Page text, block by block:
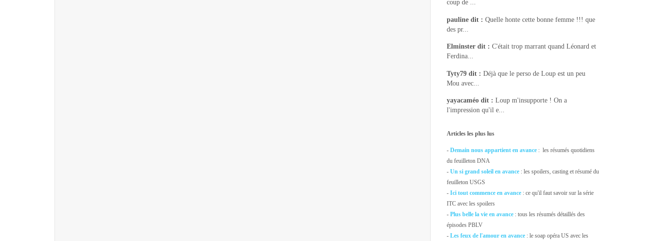
coup de ...
pauline dit : Quelle honte cette bonne femme !!! que
des pr...
Elminster dit : C'était trop marrant quand Léonard et
Ferdina...
Tyty79 dit : Déjà que le perso de Loup est un peu
Mou avec...
yayacaméo dit : Loup m'insupporte ! On a
l'impression qu'il e...
Articles les plus lus
-Demain nous appartient en avance : les résumés quotidiens
du feuilleton DNA
-Un si grand soleil en avance : les spoilers, casting et résumé du
feuilleton USGS
-Ici tout commence en avance : ce qu'il faut savoir sur la série
ITC avec les spoilers
- Plus belle la vie en avance : tous les résumés détaillés des
épisodes PBLV
-Les feux de l'amour en avance : le soap opéra US avec les